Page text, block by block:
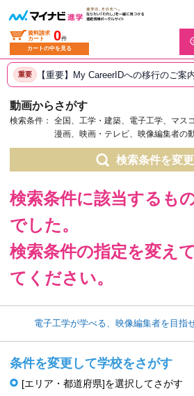
資料請求
カート
0件
カートの中を見る
重要 【重要】My CareerIDへの移行のご案
動画からさがす
検索条件：
全国、工学・建築、電子工学、マス
漫画、映画・テレビ、映像編集者の
検索条件を変
検索条件に該当するも
でした。
検索条件の指定を変え
てください。
電子工学が学べる、映像編集者を目指
条件を変更して学校をさがす
[エリア・都道府県]を選択してさがす